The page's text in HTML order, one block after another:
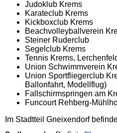
Judoklub Krems
Karateclub Krems
Kickboxclub Krems
Beachvolleyballverein
Steiner Ruderclub
Segelclub Krems
Tennis Krems,
Union Schwimmverein
Union Sportfliegerclub
Ballonfahrt, Modellflug)
Fallschirmspringen am
Funcourt Rehberg-
Im Stadtteil Gneixendorf